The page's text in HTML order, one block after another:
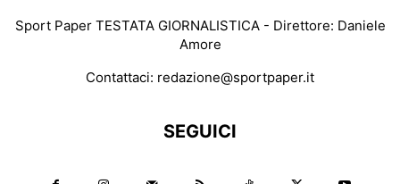
Sport Paper TESTATA GIORNALISTICA - Direttore: Daniele
Amore
Contattaci: redazione@sportpaper.it
SEGUICI